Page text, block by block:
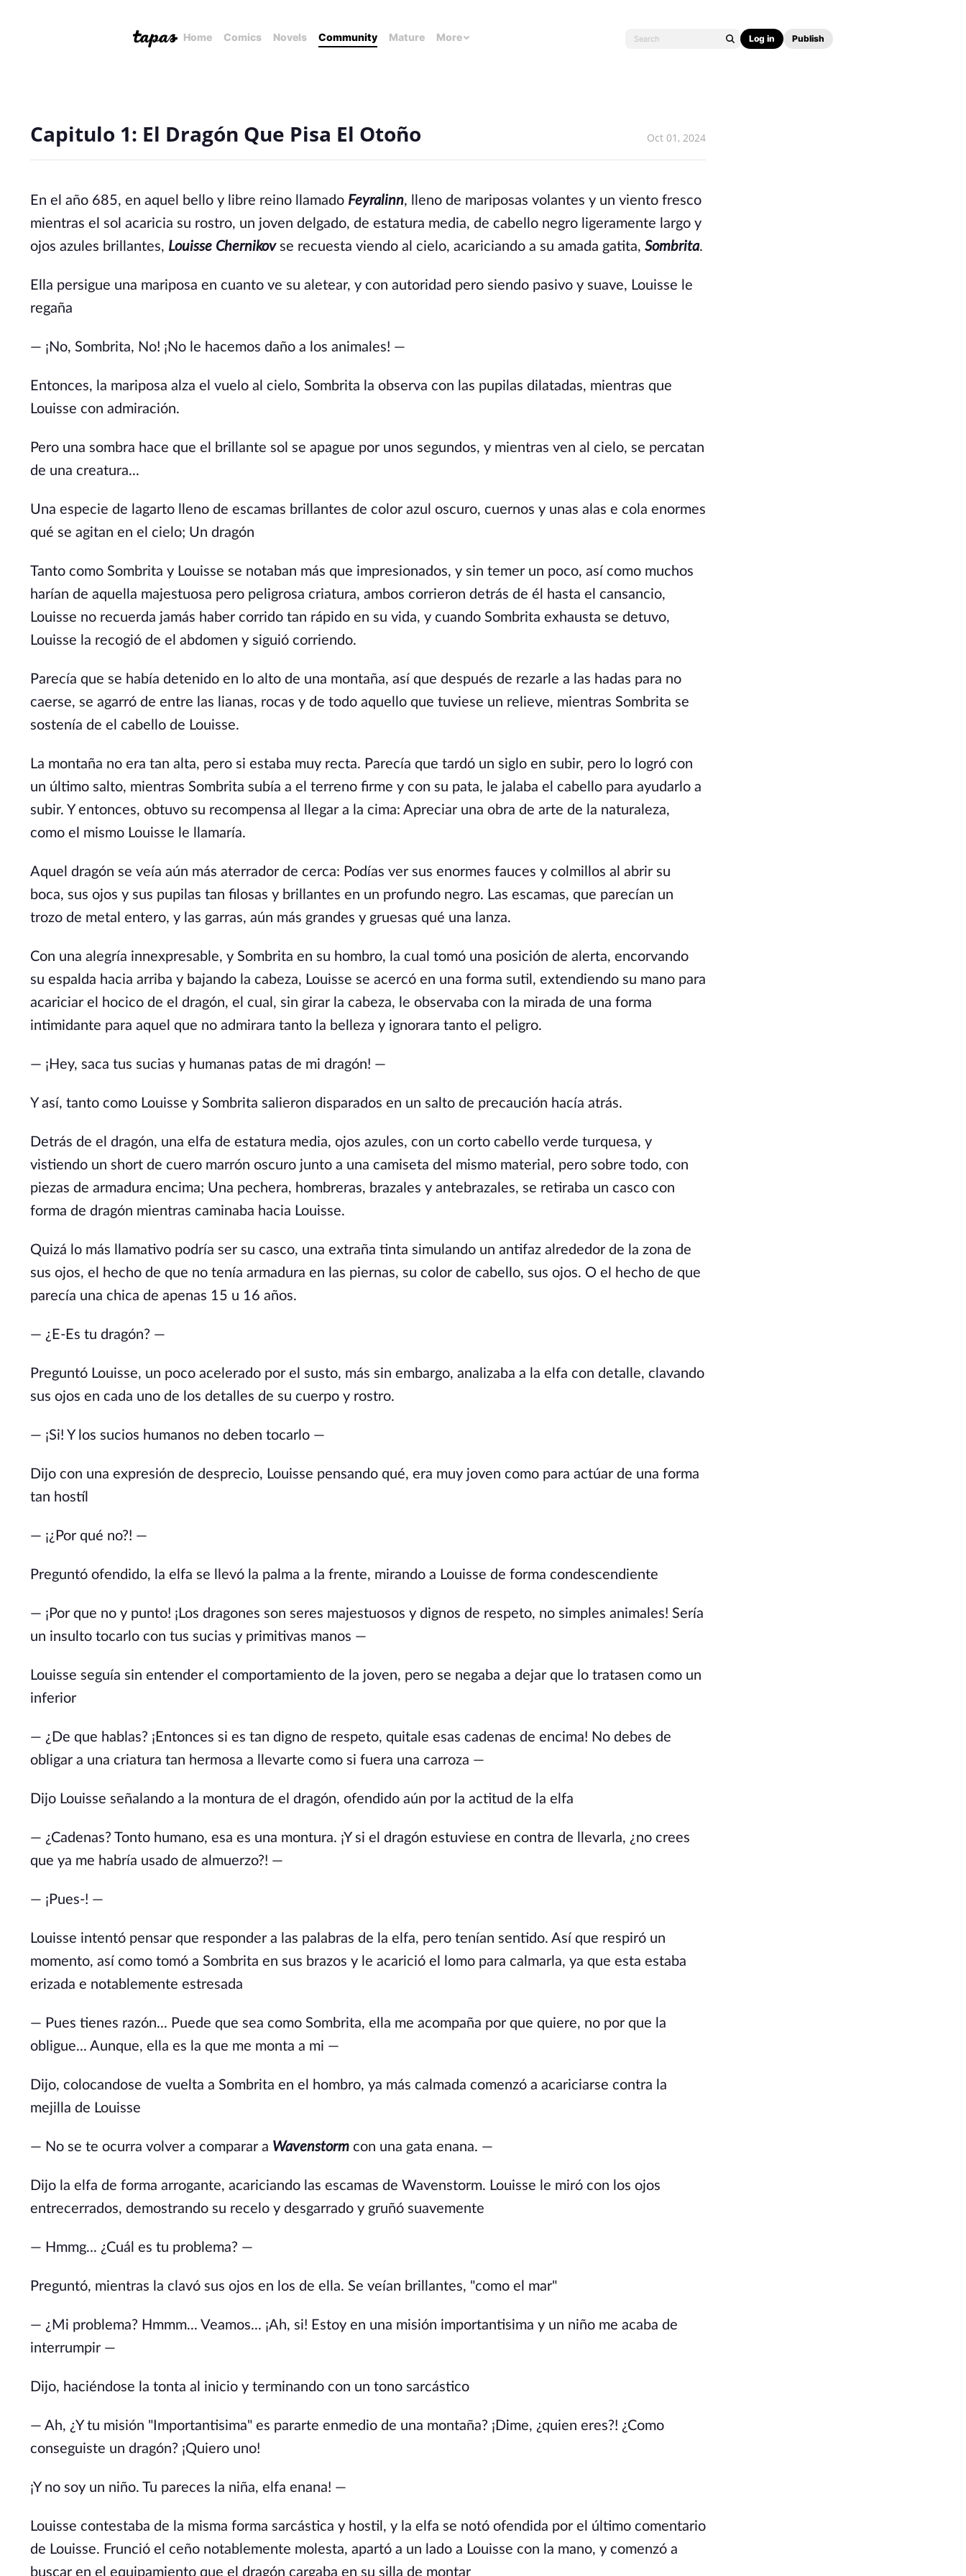
Home Comics Novels Community Mature More Log in Publish
Capitulo 1: El Dragón Que Pisa El Otoño Oct 01, 2024
En el año 685, en aquel bello y libre reino llamado Feyralinn, lleno de mariposas volantes y un viento fresco
mientras el sol acaricia su rostro, un joven delgado, de estatura media, de cabello negro ligeramente largo y
ojos azules brillantes, Louisse Chernikovse recuesta viendo al cielo, acariciando a su amada gatita, Sombrita.
Ella persigue una mariposa en cuanto ve su aletear, y con autoridad pero siendo pasivo y suave, Louisse le
regaña
— ¡No, Sombrita, No! ¡No le hacemos daño a los animales! —
Entonces, la mariposa alza el vuelo al cielo, Sombrita la observa con las pupilas dilatadas, mientras que
Louisse con admiración.
Pero una sombra hace que el brillante sol se apague por unos segundos, y mientras ven al cielo, se percatan
de una creatura...
Una especie de lagarto lleno de escamas brillantes de color azul oscuro, cuernos y unas alas e cola enormes
qué se agitan en el cielo; Un dragón
Tanto como Sombrita y Louisse se notaban más que impresionados, y sin temer un poco, así como muchos
harían de aquella majestuosa pero peligrosa criatura, ambos corrieron detrás de él hasta el cansancio,
Louisse no recuerda jamás haber corrido tan rápido en su vida, y cuando Sombrita exhausta se detuvo,
Louisse la recogió de el abdomen y siguió corriendo.
Parecía que se había detenido en lo alto de una montaña, así que después de rezarle a las hadas para no
caerse, se agarró de entre las lianas, rocas y de todo aquello que tuviese un relieve, mientras Sombrita se
sostenía de el cabello de Louisse.
La montaña no era tan alta, pero si estaba muy recta. Parecía que tardó un siglo en subir, pero lo logró con
un último salto, mientras Sombrita subía a el terreno firme y con su pata, le jalaba el cabello para ayudarlo a
subir. Y entonces, obtuvo su recompensa al llegar a la cima: Apreciar una obra de arte de la naturaleza,
como el mismo Louisse le llamaría.
Aquel dragón se veía aún más aterrador de cerca: Podías ver sus enormes fauces y colmillos al abrir su
boca, sus ojos y sus pupilas tan filosas y brillantes en un profundo negro. Las escamas, que parecían un
trozo de metal entero, y las garras, aún más grandes y gruesas qué una lanza.
Con una alegría innexpresable, y Sombrita en su hombro, la cual tomó una posición de alerta, encorvando
su espalda hacia arriba y bajando la cabeza, Louisse se acercó en una forma sutil, extendiendo su mano para
acariciar el hocico de el dragón, el cual, sin girar la cabeza, le observaba con la mirada de una forma
intimidante para aquel que no admirara tanto la belleza y ignorara tanto el peligro.
— ¡Hey, saca tus sucias y humanas patas de mi dragón! —
Y así, tanto como Louisse y Sombrita salieron disparados en un salto de precaución hacía atrás.
Detrás de el dragón, una elfa de estatura media, ojos azules, con un corto cabello verde turquesa, y
vistiendo un short de cuero marrón oscuro junto a una camiseta del mismo material, pero sobre todo, con
piezas de armadura encima; Una pechera, hombreras, brazales y antebrazales, se retiraba un casco con
forma de dragón mientras caminaba hacia Louisse.
Quizá lo más llamativo podría ser su casco, una extraña tinta simulando un antifaz alrededor de la zona de
sus ojos, el hecho de que no tenía armadura en las piernas, su color de cabello, sus ojos. O el hecho de que
parecía una chica de apenas 15 u 16 años.
— ¿E-Es tu dragón? —
Preguntó Louisse, un poco acelerado por el susto, más sin embargo, analizaba a la elfa con detalle, clavando
sus ojos en cada uno de los detalles de su cuerpo y rostro.
— ¡Si! Y los sucios humanos no deben tocarlo —
Dijo con una expresión de desprecio, Louisse pensando qué, era muy joven como para actúar de una forma
tan hostíl
— ¡¿Por qué no?! —
Preguntó ofendido, la elfa se llevó la palma a la frente, mirando a Louisse de forma condescendiente
— ¡Por que no y punto! ¡Los dragones son seres majestuosos y dignos de respeto, no simples animales! Sería
un insulto tocarlo con tus sucias y primitivas manos —
Louisse seguía sin entender el comportamiento de la joven, pero se negaba a dejar que lo tratasen como un
inferior
— ¿De que hablas? ¡Entonces si es tan digno de respeto, quitale esas cadenas de encima! No debes de
obligar a una criatura tan hermosa a llevarte como si fuera una carroza —
Dijo Louisse señalando a la montura de el dragón, ofendido aún por la actitud de la elfa
— ¿Cadenas? Tonto humano, esa es una montura. ¡Y si el dragón estuviese en contra de llevarla, ¿no crees
que ya me habría usado de almuerzo?! —
— ¡Pues-! —
Louisse intentó pensar que responder a las palabras de la elfa, pero tenían sentido. Así que respiró un
momento, así como tomó a Sombrita en sus brazos y le acarició el lomo para calmarla, ya que esta estaba
erizada e notablemente estresada
— Pues tienes razón... Puede que sea como Sombrita, ella me acompaña por que quiere, no por que la
obligue... Aunque, ella es la que me monta a mi —
Dijo, colocandose de vuelta a Sombrita en el hombro, ya más calmada comenzó a acariciarse contra la
mejilla de Louisse
— No se te ocurra volver a comparar a Wavenstorm con una gata enana. —
Dijo la elfa de forma arrogante, acariciando las escamas de Wavenstorm. Louisse le miró con los ojos
entrecerrados, demostrando su recelo y desgarrado y gruñó suavemente
— Hmmg... ¿Cuál es tu problema? —
Preguntó, mientras la clavó sus ojos en los de ella. Se veían brillantes, "como el mar"
— ¿Mi problema? Hmmm... Veamos... ¡Ah, si! Estoy en una misión importantisima y un niño me acaba de
interrumpir —
Dijo, haciéndose la tonta al inicio y terminando con un tono sarcástico
— Ah, ¿Y tu misión "Importantisima" es pararte enmedio de una montaña? ¡Dime, ¿quien eres?! ¿Como
conseguiste un dragón? ¡Quiero uno!
¡Y no soy un niño. Tu pareces la niña, elfa enana! —
Louisse contestaba de la misma forma sarcástica y hostil, y la elfa se notó ofendida por el último comentario
de Louisse. Frunció el ceño notablemente molesta, apartó a un lado a Louisse con la mano, y comenzó a
buscar en el equipamiento que el dragón cargaba en su silla de montar